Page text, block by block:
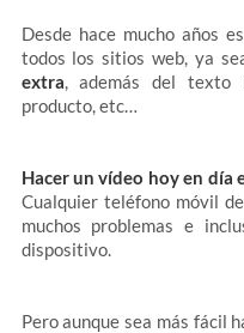
Desde hace mucho años
todos los sitios web, ya
extra, además del texto
producto, etc…
Hacer un vídeo hoy en día
Cualquier teléfono móvil
muchos problemas e
dispositivo.
Pero aunque sea más fácil